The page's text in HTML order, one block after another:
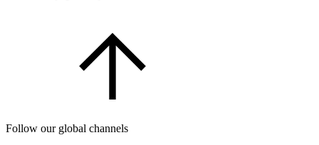
Follow our global channels